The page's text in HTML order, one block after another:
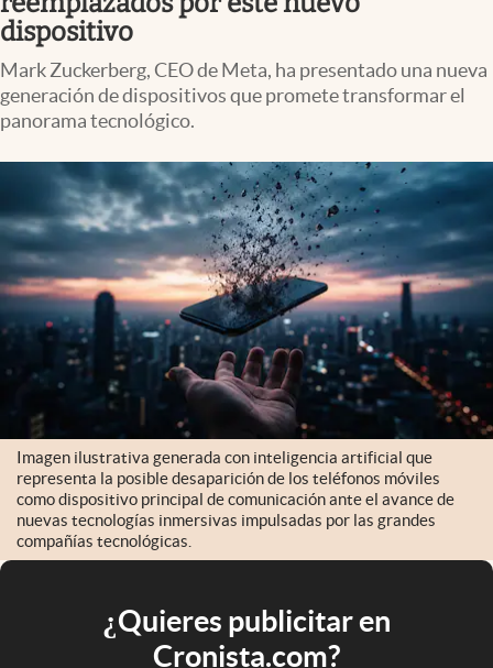
dispositivo
Mark Zuckerberg, CEO de Meta, ha presentado una nueva
generación de dispositivos que promete transformar el
panorama tecnológico.
Imagen ilustrativa generada con inteligencia artificial que
representa la posible desaparición de los teléfonos móviles
como dispositivo principal de comunicación ante el avance de
nuevas tecnologías inmersivas impulsadas por las grandes
compañías tecnológicas.
¿Quieres publicitar en
Cronista.com?